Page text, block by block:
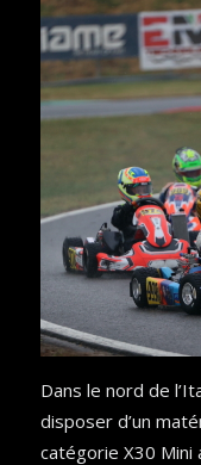
Dans le nord de
disposer d’un
catégorie X30 Mini